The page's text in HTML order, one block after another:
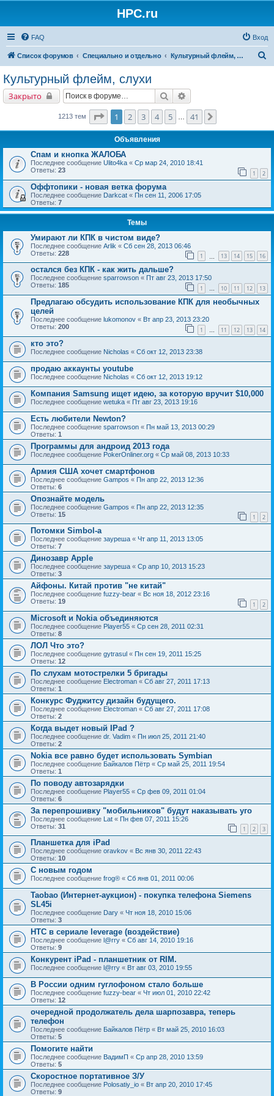
HPC.ru
FAQ Вход
Список форумов Специально и отдельно Культурный флейм, слухи
Культурный флейм, слухи
Закрыто Поиск
1213 тем Страница1 из
1 2 3 4 5 41
Объявления
Спам и кнопка ЖАЛОБА
Последнее сообщение Ulito4ka « Ср мар 24, 2010 18:41
Ответы: 23 1 2
Оффтопики - новая ветка форума
Последнее сообщение Darkcat « Пн сен 11, 2006 17:05
Ответы: 7
Темы
Умирают ли КПК в чистом виде?
Последнее сообщение Arlik « Сб сен 28, 2013 06:46
Ответы: 228 1 13 14 15 16
остался без КПК - как жить дальше?
Последнее сообщение sparrowson « Пт авг 23, 2013 17:50
Ответы: 185 1 … 10 11 12 13
Предлагаю обсудить использование КПК для необычных
целей
Последнее сообщение lukomonov « Вт апр 23, 2013 23:20
Ответы: 200 1 … 11 12 13 14
кто это?
Последнее сообщение Nicholas « Сб окт 12, 2013 23:38
продаю аккаунты youtube
Последнее сообщение Nicholas « Сб окт 12, 2013 19:12
Компания Samsung ищет идею, за которую вручит $10,000
Последнее сообщение wetuka « Пт авг 23, 2013 19:16
Есть любители Newton?
Последнее сообщение sparrowson « Пн май 13, 2013 00:29
Ответы: 1
Программы для андроид 2013 года
Последнее сообщение PokerOnliner.org « Ср май 08, 2013 10:33
Армия США хочет смартфонов
Последнее сообщение Gampos « Пн апр 22, 2013 12:36
Ответы: 6
Опознайте модель
Последнее сообщение Gampos « Пн апр 22, 2013 12:35
Ответы: 15 1 2
Потомки Simbol-a
Последнее сообщение зауреша « Чт апр 11, 2013 13:05
Ответы: 7
Динозавр Apple
Последнее сообщение зауреша « Ср апр 10, 2013 15:23
Ответы: 3
Айфоны. Китай против "не китай"
Последнее сообщение fuzzy-bear « Вс ноя 18, 2012 23:16
Ответы: 19 1 2
Microsoft и Nokia объединяются
Последнее сообщение Player55 « Ср сен 28, 2011 02:31
Ответы: 8
ЛОЛ Что это?
Последнее сообщение gytrasul « Пн сен 19, 2011 15:25
Ответы: 12
По слухам мотострелки 5 бригады
Последнее сообщение Electroman « Сб авг 27, 2011 17:13
Ответы: 1
Конкурс Фуджитсу дизайн будущего.
Последнее сообщение Electroman « Сб авг 27, 2011 17:08
Ответы: 2
Когда выдет новый IPad ?
Последнее сообщение dr. Vadim « Пн июл 25, 2011 21:40
Ответы: 2
Nokia все равно будет использовать Symbian
Последнее сообщение Байкалов Пётр « Ср май 25, 2011 19:54
Ответы: 1
По поводу автозарядки
Последнее сообщение Player55 « Ср фев 09, 2011 01:04
Ответы: 6
За перепрошивку "мобильников" будут наказывать уго
Последнее сообщение Lat « Пн фев 07, 2011 15:26
Ответы: 31 1 2 3
Планшетка для iPad
Последнее сообщение oravkov « Вс янв 30, 2011 22:43
Ответы: 10
С новым годом
Последнее сообщение frog® « Сб янв 01, 2011 00:06
Taobao (Интернет-аукцион) - покупка телефона Siemens
SL45i
Последнее сообщение Dary « Чт ноя 18, 2010 15:06
Ответы: 3
HTC в сериале leverage (воздействие)
Последнее сообщение l@rry « Сб авг 14, 2010 19:16
Ответы: 9
Конкурент iPad - планшетник от RIM.
Последнее сообщение l@rry « Вт авг 03, 2010 19:55
В России одним гуглофоном стало больше
Последнее сообщение fuzzy-bear « Чт июл 01, 2010 22:42
Ответы: 12
очередной продолжатель дела шарпозавра, теперь
телефон
Последнее сообщение Байкалов Пётр « Вт май 25, 2010 16:03
Ответы: 5
Помогите найти
Последнее сообщение ВадимП « Ср апр 28, 2010 13:59
Ответы: 5
Скоростное портативное З/У
Последнее сообщение Polosatiy_io « Вт апр 20, 2010 17:45
Ответы: 9